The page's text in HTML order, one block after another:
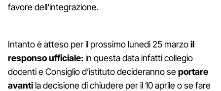
favore dell'integrazione.
Intanto è atteso per il prossimo lunedì 25 marzoil
responso ufficiale:in questa data infatti collegio
docenti e Consiglio d’istituto decideranno seportare
avanti la decisione di chiudere per il 10 aprile o se fare